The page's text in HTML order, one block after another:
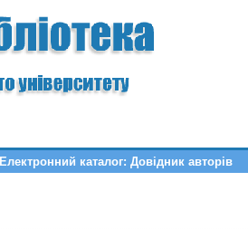
Електронний каталог: Довідник авторів